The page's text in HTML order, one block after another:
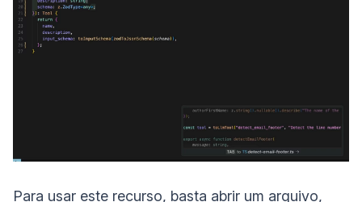
Para usar este recurso, basta abrir um arquivo,